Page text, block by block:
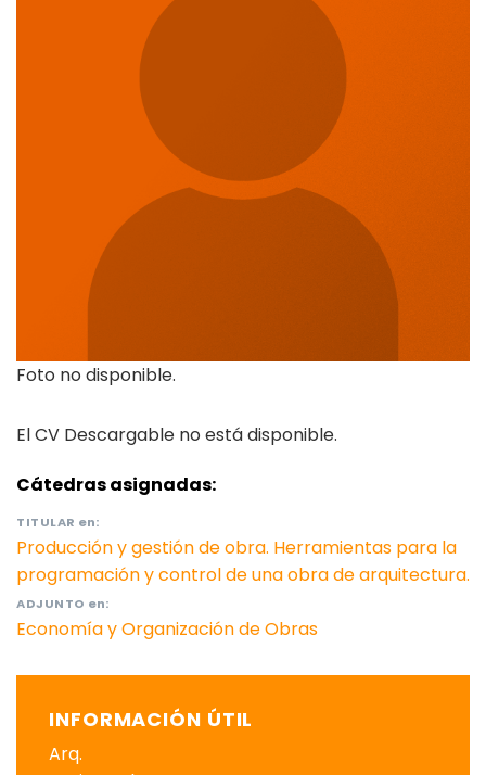
Foto no disponible.
El CV Descargable no está disponible.
Cátedras asignadas:
TITULAR en:
Producción y gestión de obra. Herramientas para la
programación y control de una obra de arquitectura.
ADJUNTO en:
Economía y Organización de Obras
INFORMACIÓN ÚTIL
Arq.